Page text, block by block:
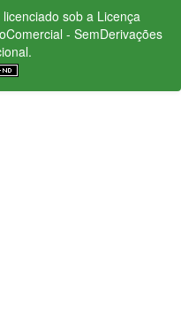
sob a Licença
- SemDerivações